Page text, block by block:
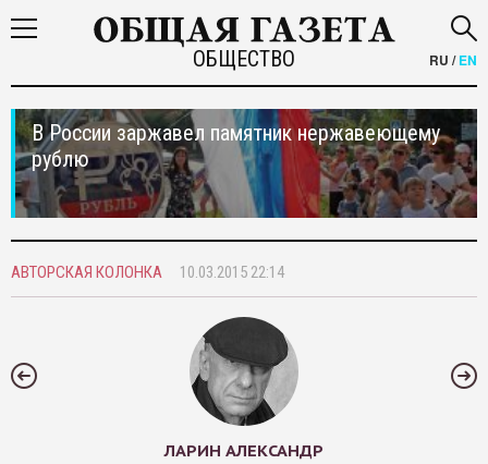
ОБЩЕСТВО RU /EN
В России заржавел памятник нержавеющему
рублю
АВТОРСКАЯ КОЛОНКА 10.03.2015 22:14
ЛАРИН АЛЕКСАНДР